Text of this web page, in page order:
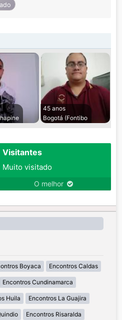
45 anos
Bogotá (Fontibo
Visitantes
Muito visitado
O melhor
Boyaca Encontros Caldas
Encontros Cundinamarca
Huila Encontros La Guajira
Encontros Risaralda